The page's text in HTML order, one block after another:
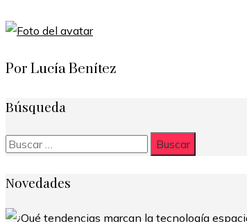
Por Lucía Benítez
Búsqueda
Buscar:
Novedades